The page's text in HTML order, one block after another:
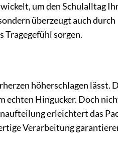
um den Schulalltag
überzeugt auch durch
Tragegefühl sorgen.
höherschlagen lässt.
echten Hingucker. Doch
erleichtert das
Verarbeitung